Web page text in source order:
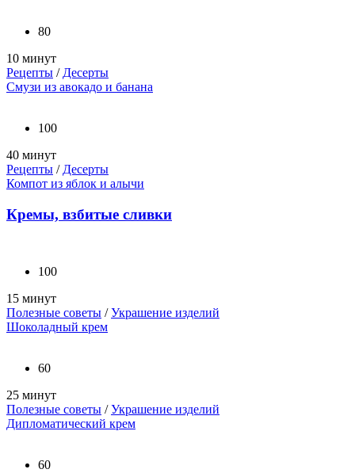
80
10 минут
Рецепты / Десерты
Смузи из авокадо и банана
100
40 минут
Рецепты / Десерты
Компот из яблок и алычи
Кремы, взбитые сливки
100
15 минут
Полезные советы /Украшение изделий
Шоколадный крем
60
25 минут
Полезные советы /Украшение изделий
Дипломатический крем
60